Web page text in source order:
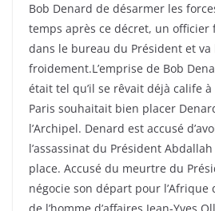
Bob Denard de désarmer les
temps après ce décret, un
dans le bureau du Président et va
froidement.L’emprise de Bob
était tel qu’il se rêvait déjà calife
Paris souhaitait bien placer
l’Archipel. Denard est accusé
l’assassinat du Président
place. Accusé du meurtre du
négocie son départ pour l’Afrique